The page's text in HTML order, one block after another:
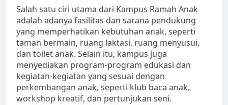
Salah satu ciri utama dari Kampus Ramah Anak
adalah adanya fasilitas dan sarana pendukung
yang memperhatikan kebutuhan anak, seperti
taman bermain, ruang laktasi, ruang menyusui,
dan toilet anak. Selain itu, kampus juga
menyediakan program-program edukasi dan
kegiatan-kegiatan yang sesuai dengan
perkembangan anak, seperti klub baca anak,
workshop kreatif, dan pertunjukan seni.